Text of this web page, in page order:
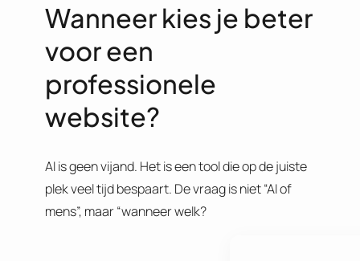
Wanneer kies je beter
voor een
professionele
website?
AI is geen vijand. Het is een tool die op de juiste
plek veel tijd bespaart. De vraag is niet “AI of
mens”, maar “wanneer welk?